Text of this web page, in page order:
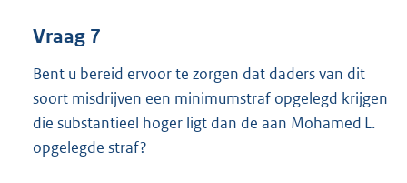
Vraag 7
Bent u bereid ervoor te zorgen dat daders van dit
soort misdrijven een minimumstraf opgelegd krijgen
die substantieel hoger ligt dan de aan Mohamed L.
opgelegde straf?